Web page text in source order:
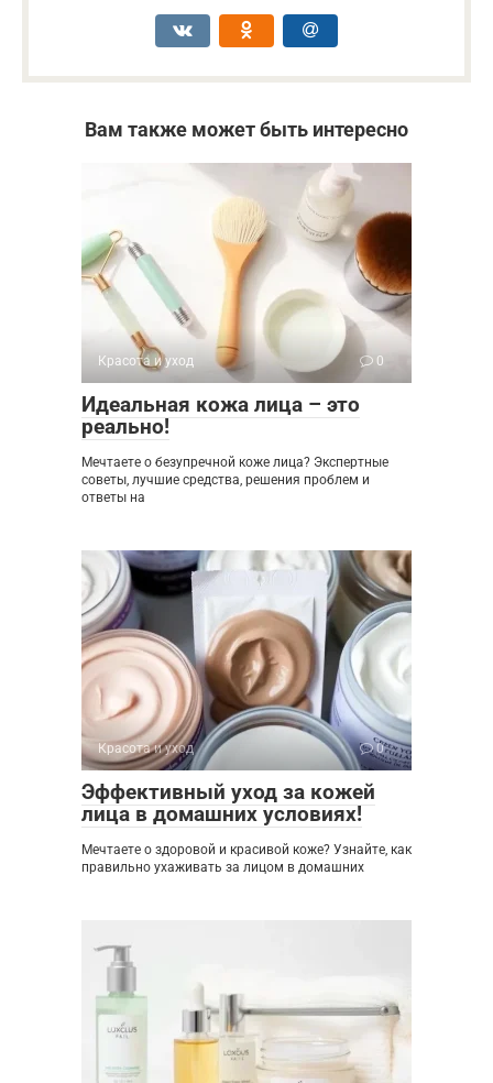
Вам также может быть интересно
Красота и уход 0
Идеальная кожа лица – это
реально!
Мечтаете о безупречной коже лица? Экспертные
советы, лучшие средства, решения проблем и
ответы на
Красота и уход 0
Эффективный уход за кожей
лица в домашних условиях!
Мечтаете о здоровой и красивой коже? Узнайте, как
правильно ухаживать за лицом в домашних